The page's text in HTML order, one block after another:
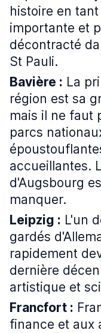
histoire en
importante et
décontracté
St Pauli.
Bavière : La
région est sa
mais il ne faut
parcs
accueillantes.
d'Augsbourg
manquer.
Leipzig : L'un
gardés
rapidement
dernière
artistique et
Francfort :
finance et aux